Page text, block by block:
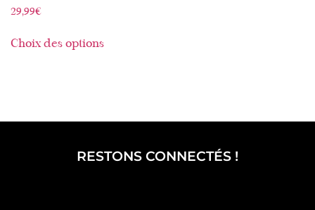
29,99€
Choix des options
RESTONS CONNECTÉS !